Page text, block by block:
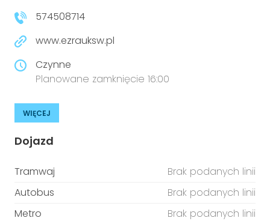
574508714
www.ezrauksw.pl
Czynne
Planowane zamknięcie 16:00
WIĘCEJ
Dojazd
Tramwaj
Brak podanych linii
Autobus
Brak podanych linii
Metro
Brak podanych linii